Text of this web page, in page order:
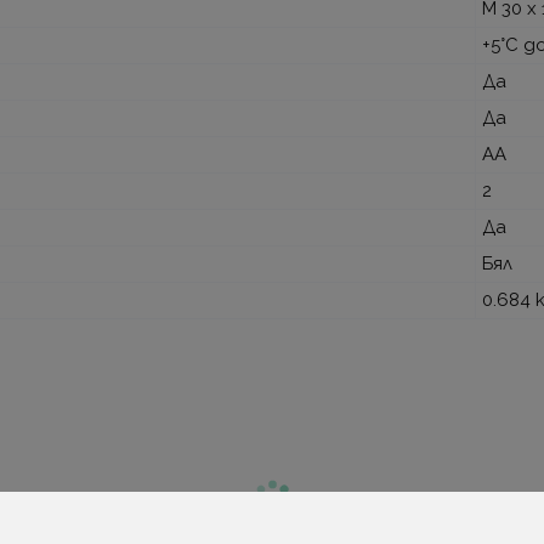
M 30 x
+5°C
Да
Да
AA
2
Да
Бял
0.684